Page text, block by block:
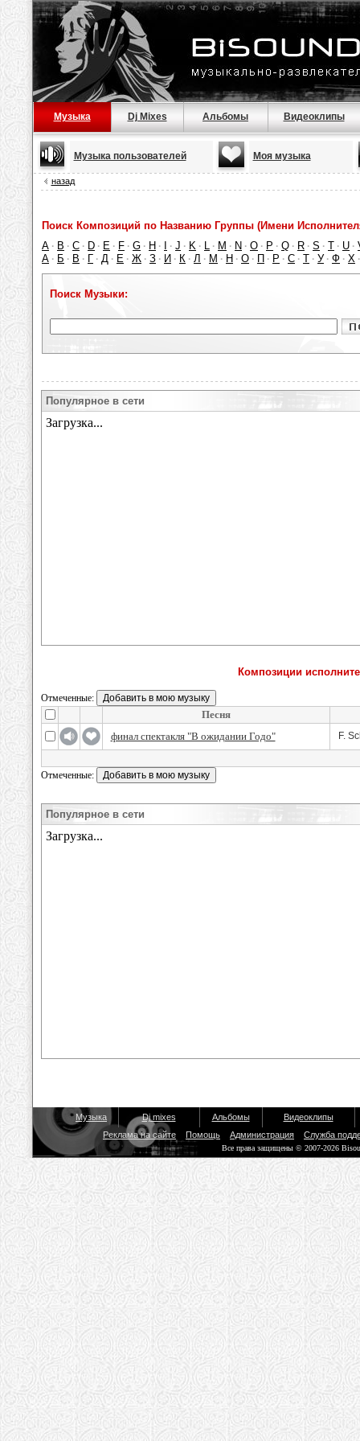
Музыка Dj Mixes Альбомы Видеоклипы
Музыка пользователей Моя музыка
назад
Поиск Композиций по Названию Группы (Имени
A · B · C · D · E · F · G · H · · J · K · L · M · N · O · P · Q · R · S · T · U ·
А · Б · В · Г · Д · Е · Ж · З · И · К · Л · М · Н · О · П · Р · С · Т · У · Ф · Х
Поиск Музыки:
Популярное в сети
Композиции
Отмеченные:
Песня
финал спектакля "В ожидании Годо"
F.
Отмеченные:
Популярное в сети
Музыка Dj mixes Альбомы
Видеоклипы
Реклама на сайте
Помощь Администрация Служба
Все права защищены © 2007-2026